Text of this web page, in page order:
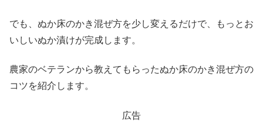
でも、ぬか床のかき混ぜ方を少し変えるだけで、もっとお
いしいぬか漬けが完成します。
農家のベテランから教えてもらったぬか床のかき混ぜ方の
コツを紹介します。
広告